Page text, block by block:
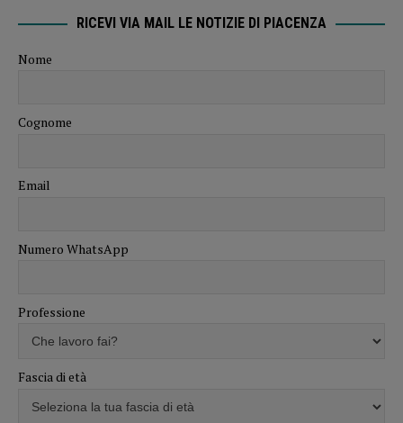
RICEVI VIA MAIL LE NOTIZIE DI PIACENZA
Nome
Cognome
Email
Numero WhatsApp
Professione
Fascia di età